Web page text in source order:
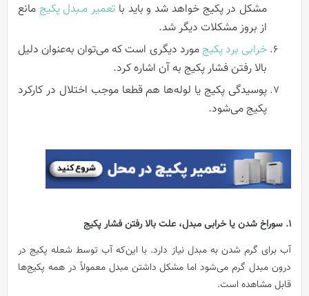
مشکل در پکیج خواهد شد و باید با تعمیر مــبدل پکیج مانع
از بروز مشکلات دیگر شد.
خرابی برد پکیج مورد دیگری است که می‌توان به‌عنوان دلیل
بالا رفتن فشار پکیج به آن اشاره کرد.
پوسیدگی پکیج یا لوله‌ها هم قطعا موجب اختلال در کارکرد
پکیج می‌شود.
1. سوراخ شدن یا خرابی مبدل، علت بالا رفتن فشار پکیج
آب برای گرم شدن به مبدل نیاز دارد. با این‌که آب توسط شعله پکیج در
درون مبدل گرم می‌شود اما مشکل داشتن مبدل معمولاً در همه پکیج‌ها
قابل مشاهده است.